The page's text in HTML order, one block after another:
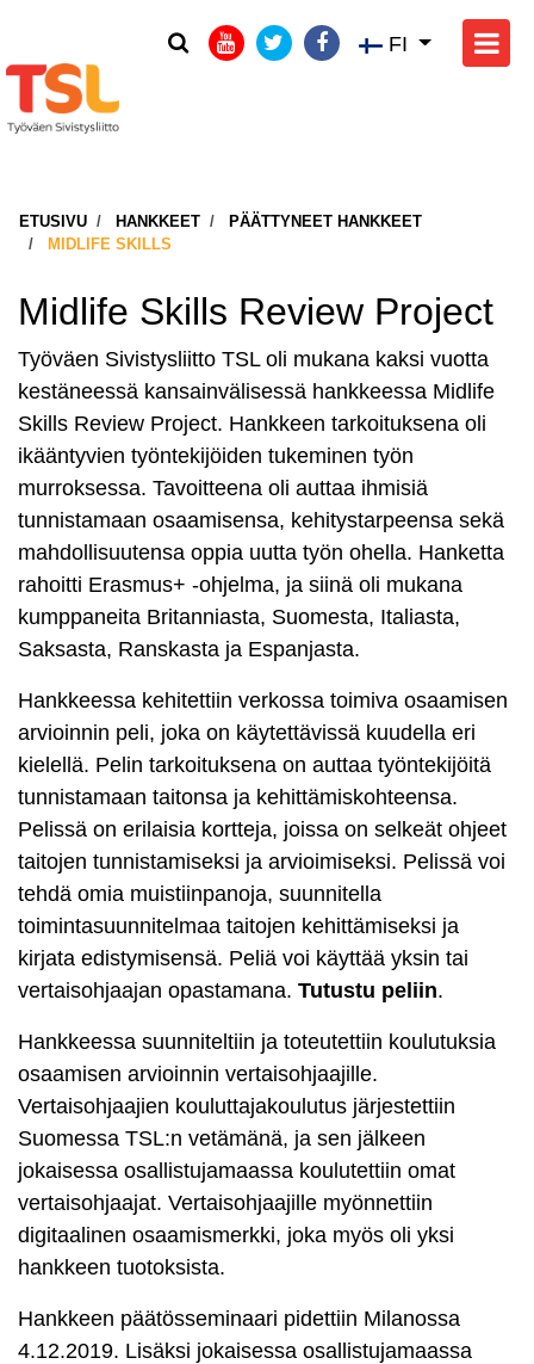
FI
ETUSIVU HANKKEET
PÄÄTTYNEET HANKKEET
MIDLIFE SKILLS
Midlife Skills Review Project
Työväen Sivistysliitto TSL oli mukana kaksi vuotta
kestäneessä kansainvälisessä hankkeessa Midlife
Skills Review Project. Hankkeen tarkoituksena oli
ikääntyvien työntekijöiden tukeminen työn
murroksessa. Tavoitteena oli auttaa ihmisiä
tunnistamaan osaamisensa, kehitystarpeensa sekä
mahdollisuutensa oppia uutta työn ohella. Hanketta
rahoitti Erasmus+ -ohjelma, ja siinä oli mukana
kumppaneita Britanniasta, Suomesta, Italiasta,
Saksasta, Ranskasta ja Espanjasta.
Hankkeessa kehitettiin verkossa toimiva osaamisen
arvioinnin peli, joka on käytettävissä kuudella eri
kielellä. Pelin tarkoituksena on auttaa työntekijöitä
tunnistamaan taitonsa ja kehittämiskohteensa.
Pelissä on erilaisia kortteja, joissa on selkeät ohjeet
taitojen tunnistamiseksi ja arvioimiseksi. Pelissä voi
tehdä omia muistiinpanoja, suunnitella
toimintasuunnitelmaa taitojen kehittämiseksi ja
kirjata edistymisensä. Peliä voi käyttää yksin tai
vertaisohjaajan opastamana. Tutustu peliin.
Hankkeessa suunniteltiin ja toteutettiin koulutuksia
osaamisen arvioinnin vertaisohjaajille.
Vertaisohjaajien kouluttajakoulutus järjestettiin
Suomessa TSL:n vetämänä, ja sen jälkeen
jokaisessa osallistujamaassa koulutettiin omat
vertaisohjaajat. Vertaisohjaajille myönnettiin
digitaalinen osaamismerkki, joka myös oli yksi
hankkeen tuotoksista.
Hankkeen päätösseminaari pidettiin Milanossa
4.12.2019. Lisäksi jokaisessa osallistujamaassa